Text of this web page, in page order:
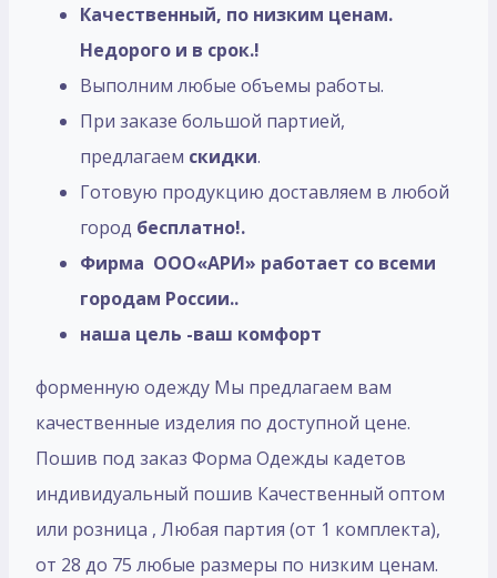
Качественный, по низким ценам.
Недорого и в срок.!
Выполним любые объемы работы.
При заказе большой партией,
предлагаем скидки.
Готовую продукцию доставляем в любой
город бесплатно!.
Фирма ООО«АРИ» работает со всеми
городам России..
наша цель -ваш комфорт
форменную одежду Мы предлагаем вам
качественные изделия по доступной цене.
Пошив под заказ Форма Одежды кадетов
индивидуальный пошив Качественный оптом
или розница , Любая партия (от 1 комплекта),
от 28 до 75 любые размеры по низким ценам.